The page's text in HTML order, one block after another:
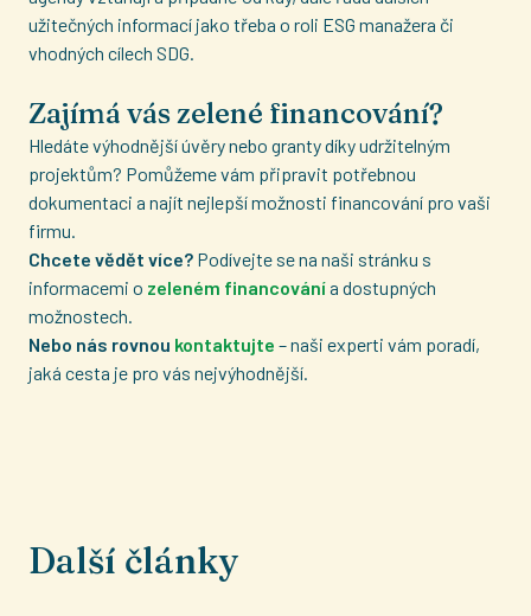
užitečných informací jako třeba o roli ESG manažera či
vhodných cílech SDG.
Zajímá vás zelené financování?
Hledáte výhodnější úvěry nebo granty díky udržitelným
projektům? Pomůžeme vám připravit potřebnou
dokumentaci a najít nejlepší možnosti financování pro vaši
firmu.
Chcete vědět více? Podívejte se na naši stránku s
informacemi o zeleném financovánía dostupných
možnostech.
Nebo nás rovnou kontaktujte – naši experti vám poradí,
jaká cesta je pro vás nejvýhodnější.
Další články